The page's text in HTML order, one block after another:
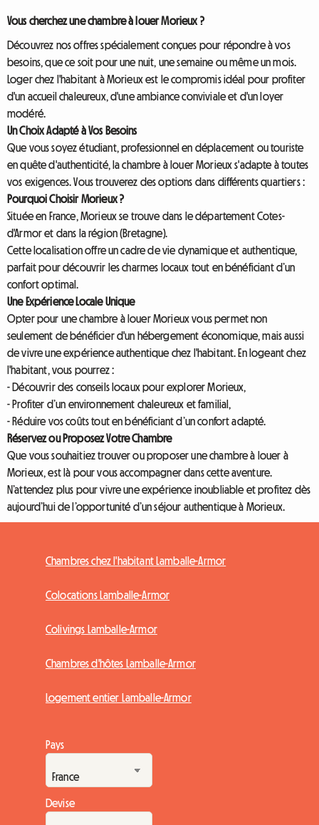
Vous cherchez une chambre à louer Morieux ?
Découvrez nos offres spécialement conçues pour répondre à vos
besoins, que ce soit pour une nuit, une semaine ou même un mois.
Loger chez l'habitant à Morieux est le compromis idéal pour profiter
d'un accueil chaleureux, d'une ambiance conviviale et d'un loyer
modéré.
Un Choix Adapté à Vos Besoins
Que vous soyez étudiant, professionnel en déplacement ou touriste
en quête d'authenticité, la chambre à louer Morieux s'adapte à toutes
vos exigences. Vous trouverez des options dans différents quartiers :
Pourquoi Choisir Morieux ?
Située en France, Morieux se trouve dans le département Cotes-
d'Armor et dans la région (Bretagne).
Cette localisation offre un cadre de vie dynamique et authentique,
parfait pour découvrir les charmes locaux tout en bénéficiant d’un
confort optimal.
Une Expérience Locale Unique
Opter pour une chambre à louer Morieux vous permet non
seulement de bénéficier d'un hébergement économique, mais aussi
de vivre une expérience authentique chez l'habitant. En logeant chez
l'habitant, vous pourrez :
- Découvrir des conseils locaux pour explorer Morieux,
- Profiter d’un environnement chaleureux et familial,
- Réduire vos coûts tout en bénéficiant d’un confort adapté.
Réservez ou Proposez Votre Chambre
Que vous souhaitiez trouver ou proposer une chambre à louer à
Morieux, est là pour vous accompagner dans cette aventure.
N’attendez plus pour vivre une expérience inoubliable et profitez dès
aujourd’hui de l’opportunité d’un séjour authentique à Morieux.
Chambres chez l'habitant Lamballe-Armor
Colocations Lamballe-Armor
Colivings Lamballe-Armor
Chambres d'hôtes Lamballe-Armor
Logement entier Lamballe-Armor
Pays
Devise